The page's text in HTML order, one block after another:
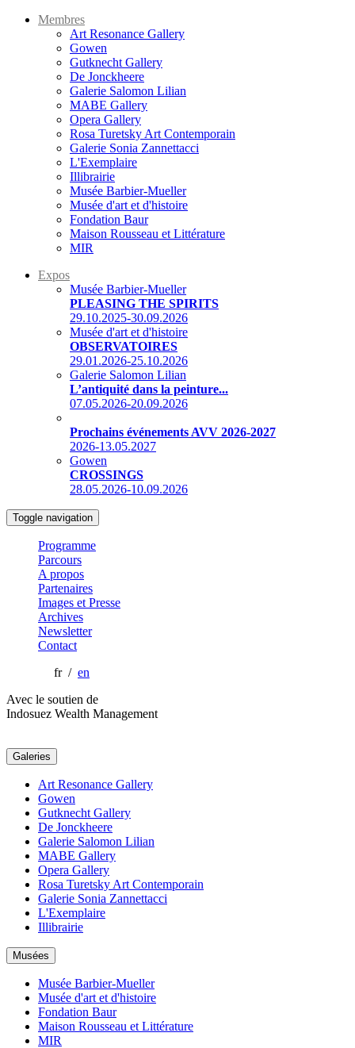
Membres
Art Resonance Gallery
Gowen
Gutknecht Gallery
De Jonckheere
Galerie Salomon Lilian
MABE Gallery
Opera Gallery
Rosa Turetsky Art Contemporain
Galerie Sonia Zannettacci
L'Exemplaire
Illibrairie
Musée Barbier-Mueller
Musée d'art et d'histoire
Fondation Baur
Maison Rousseau et Littérature
MIR
Expos
Musée Barbier-Mueller
PLEASING THE SPIRITS
29.10.2025-30.09.2026
Musée d'art et d'histoire
OBSERVATOIRES
29.01.2026-25.10.2026
Galerie Salomon Lilian
L’antiquité dans la peinture...
07.05.2026-20.09.2026
Prochains événements AVV 2026-2027
2026-13.05.2027
Gowen
CROSSINGS
28.05.2026-10.09.2026
Toggle navigation
Programme
Parcours
A propos
Partenaires
Images et Presse
Archives
Newsletter
Contact
fr / en
Avec le soutien de
Indosuez Wealth Management
Galeries
Art Resonance Gallery
Gowen
Gutknecht Gallery
De Jonckheere
Galerie Salomon Lilian
MABE Gallery
Opera Gallery
Rosa Turetsky Art Contemporain
Galerie Sonia Zannettacci
L'Exemplaire
Illibrairie
Musées
Musée Barbier-Mueller
Musée d'art et d'histoire
Fondation Baur
Maison Rousseau et Littérature
MIR